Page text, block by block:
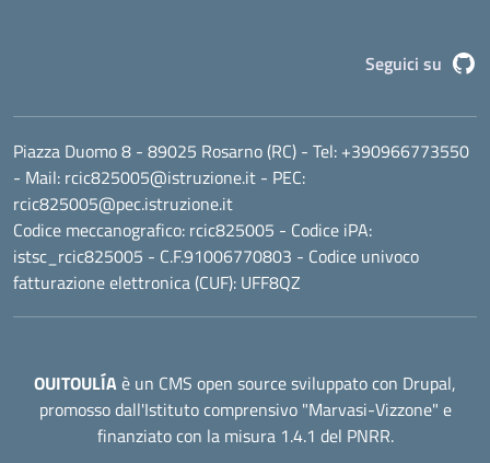
Seguici su
Piazza Duomo 8 - 89025 Rosarno (RC) - Tel: +390966773550
- Mail: rcic825005@istruzione.it - PEC:
rcic825005@pec.istruzione.it
Codice meccanografico: rcic825005 - Codice iPA:
istsc_rcic825005 - C.F.91006770803 - Codice univoco
fatturazione elettronica (CUF): UFF8QZ
OUITOULÍAè un CMS open source sviluppato con Drupal,
promosso dall'Istituto comprensivo "Marvasi-Vizzone" e
finanziato con la misura 1.4.1 del PNRR.